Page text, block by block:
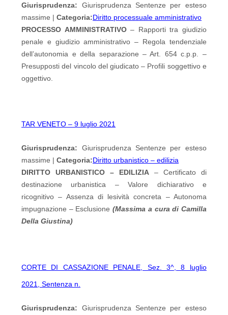
Giurisprudenza: Giurisprudenza Sentenze per esteso
massime |Categoria:Diritto processuale amministrativo
PROCESSO AMMINISTRATIVO– Rapporti tra giudizio
penale e giudizio amministrativo – Regola tendenziale
dell’autonomia e della separazione – Art. 654 c.p.p. –
Presupposti del vincolo del giudicato – Profili soggettivo e
oggettivo.
TAR VENETO – 9 luglio 2021
Giurisprudenza: Giurisprudenza Sentenze per esteso
massime |Categoria:Diritto urbanistico – edilizia
DIRITTO URBANISTICO – EDILIZIA– Certificato di
destinazione urbanistica – Valore dichiarativo e
ricognitivo – Assenza di lesività concreta – Autonoma
impugnazione – Esclusione(Massima a cura di Camilla
Della Giustina)
CORTE DI CASSAZIONE PENALE, Sez. 3^, 8 luglio
2021, Sentenza n.
Giurisprudenza: Giurisprudenza Sentenze per esteso